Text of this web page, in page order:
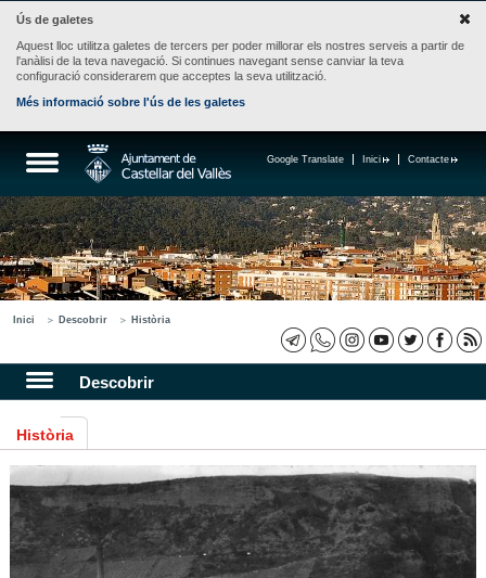
Ús de galetes
Aquest lloc utilitza galetes de tercers per poder millorar els nostres serveis a partir de
l'anàlisi de la teva navegació. Si continues navegant sense canviar la teva
configuració considerarem que acceptes la seva utilització.
Més informació sobre l'ús de les galetes
Contacte
Inici
Google Translate
Inici Descobrir Història
Descobrir
Història